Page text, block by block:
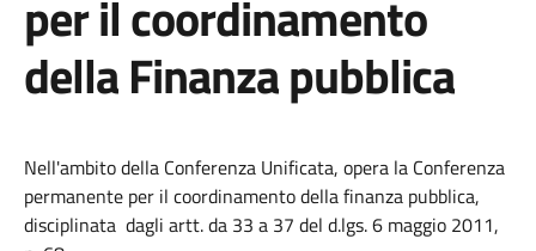
per il coordinamento
della Finanza pubblica
Nell'ambito della Conferenza Unificata, opera la Conferenza
permanente per il coordinamento della finanza pubblica,
disciplinata dagli artt. da 33 a 37 del d.lgs. 6 maggio 2011,